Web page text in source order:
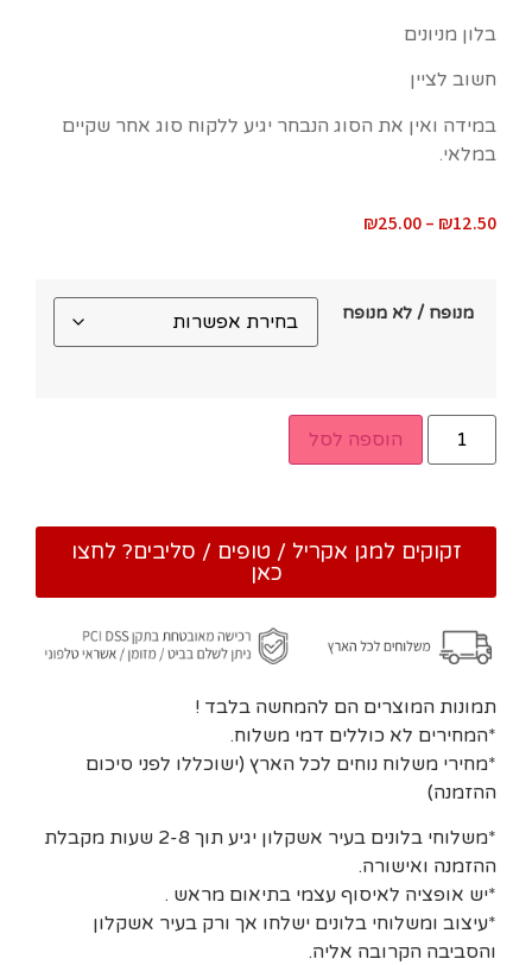
בלון מניונים
חשוב לציין
במידה ואין את הסוג הנבחר יגיע ללקוח סוג אחר שקיים
במלאי.
₪12.50
–
₪25.00
מנופח / לא מנופח
הוספה לסל
זקוקים למגן אקריל / טופים / סליבים? לחצו
כאן
תמונות המוצרים הם להמחשה בלבד !
*המחירים לא כוללים דמי משלוח.
*מחירי משלוח נוחים לכל הארץ (ישוכללו לפני סיכום
ההזמנה)
*משלוחי בלונים בעיר אשקלון יגיע תוך 2-8 שעות מקבלת
ההזמנה ואישורה.
*יש אופציה לאיסוף עצמי בתיאום מראש .
*עיצוב ומשלוחי בלונים ישלחו אך ורק בעיר אשקלון
והסביבה הקרובה אליה.